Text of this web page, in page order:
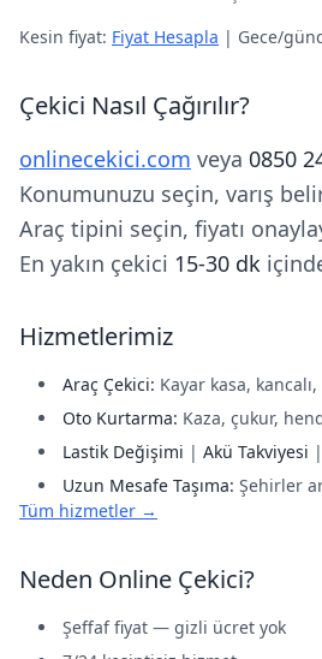
Kesin fiyat: Fiyat Hesapla | Gece/
Çekici Nasıl Çağırılır?
onlinecekici.com veya 0850
Konumunuzu seçin, varış
Araç tipini seçin, fiyatı
En yakın çekici 15-30 dk
Hizmetlerimiz
Araç Çekici: Kayar kasa,
Oto Kurtarma: Kaza, çukur,
Lastik Değişimi | Akü Takviyesi |
Uzun Mesafe Taşıma: Şehirler
Tüm hizmetler →
Neden Online Çekici?
Şeffaf fiyat — gizli ücret yok